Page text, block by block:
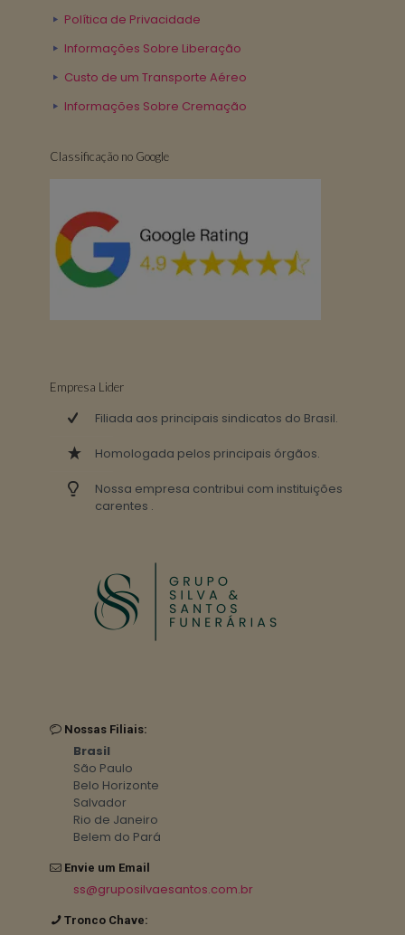
Política de Privacidade
Informações Sobre Liberação
Custo de um Transporte Aéreo
Informações Sobre Cremação
Classificação no Google
Empresa Lider
Filiada aos principais sindicatos do Brasil.
Homologada pelos principais órgãos.
Nossa empresa contribui com instituições
carentes .
Nossas Filiais:
Brasil
São Paulo
Belo Horizonte
Salvador
Rio de Janeiro
Belem do Pará
Envie um Email
ss@gruposilvaesantos.com.br
Tronco Chave: